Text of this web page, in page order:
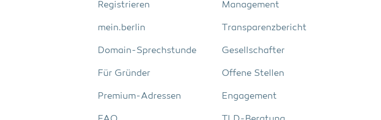
Regis­trie­ren
mein.berlin
Domain-Sprech­stun­de
Für Grün­der
Pre­­mi­um-Adres­­sen
Manage­ment
Trans­pa­renz­be­richt
Gesell­schaf­ter
Offe­ne Stellen
Enga­ge­ment